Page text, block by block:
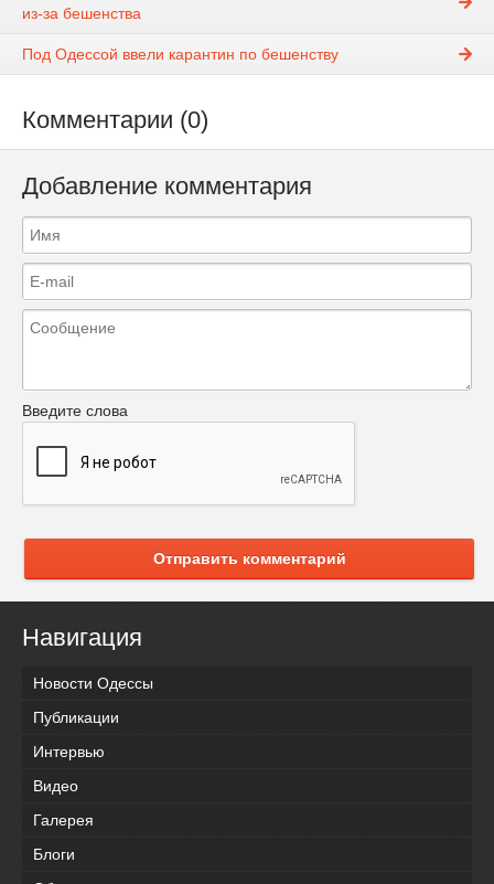
из-за бешенства
Под Одессой ввели карантин по бешенству
Комментарии (0)
Добавление комментария
Введите слова
Отправить комментарий
Навигация
Новости Одессы
Публикации
Интервью
Видео
Галерея
Блоги